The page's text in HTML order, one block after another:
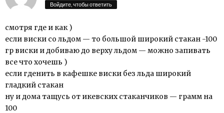
Войдите, чтобы ответить
смотря где и как )
если виски со льдом — то большой широкий стакан -100
гр виски и добиваю до верху льдом — можно запивать
все что хочешь )
если гденить в кафешке виски без льда широкий
гладкий стакан
ну и дома тащусь от икевских стаканчиков — грамм на
100